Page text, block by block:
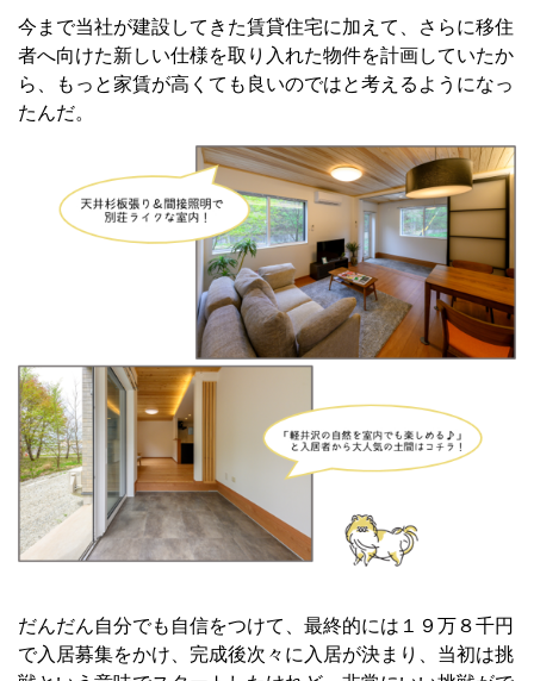
今まで当社が建設してきた賃貸住宅に加えて、さらに移住
者へ向けた新しい仕様を取り入れた物件を計画していたか
ら、もっと家賃が高くても良いのではと考えるようになっ
たんだ。
だんだん自分でも自信をつけて、最終的には１９万８千円
で入居募集をかけ、完成後次々に入居が決まり、当初は挑